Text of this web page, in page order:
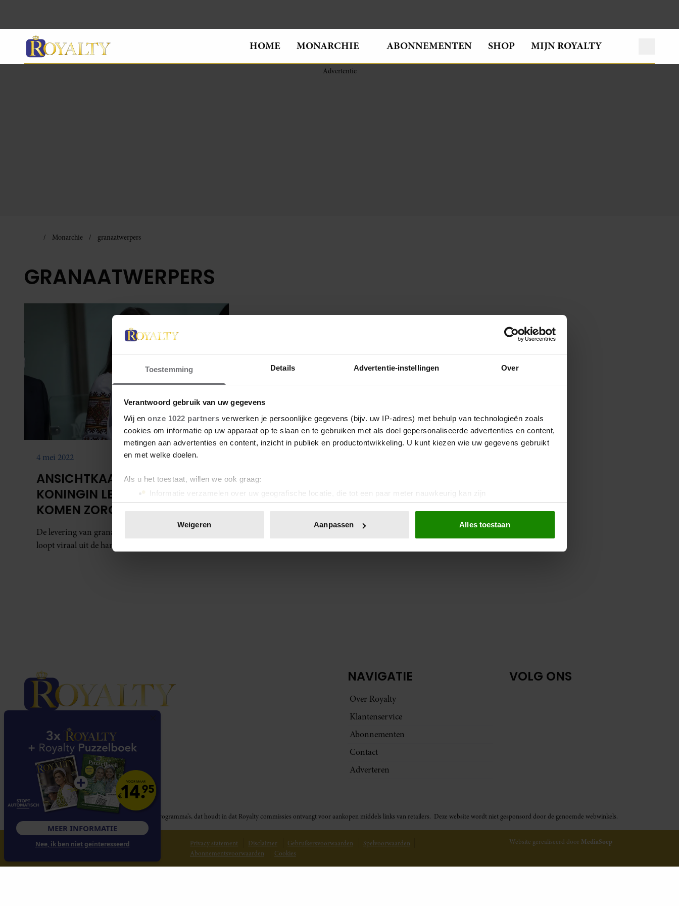
Toestemming Details Advertentie-instellingen Over
Verantwoord gebruik van uw gegevens
Wij en onze 1022 partners verwerken je persoonlijke gegevens (bijv. uw IP-adres) met behulp van technologieën zoals
cookies om informatie op uw apparaat op te slaan en te gebruiken met als doel gepersonaliseerde advertenties en content,
metingen aan advertenties en content, inzicht in publiek en productontwikkeling. U kunt kiezen wie uw gegevens gebruikt
en met welke doelen.
Als u het toestaat, willen we ook graag:
Informatie verzamelen over uw geografische locatie, die tot een paar meter nauwkeurig kan zijn
Uw apparaat identificeren door het actief te scannen op specifieke eigenschappen (fingerprinting)
toestemming op elk moment wijzigen of intrekken in de Cookieverklaring.
Weigeren Aanpassen Alles toestaan
HOME MONARCHIE ABONNEMENTEN SHOP MIJN ROYALTY
Monarchie granaatwerpers
GRANAATWERPERS
4 mei 2022
ANSICHTKAART DIE VAN
KONINGIN LETIZIA ZOU
KOMEN ZORGT VOOR OPHEF
OP TWITTER
De levering van granaatwerpers aan Oekraïne
loopt viraal uit de hand.
NAVIGATIE
Over Royalty
Klantenservice
Abonnementen
Contact
Adverteren
VOLG ONS
Royalty participeert in diverse affiliate marketing programma’s, dat houdt in dat Royalty commissies ontvangt voor aankopen middels links van retailers. Deze website wordt niet gesponsord door de genoemde webwinkels.
© 2026 Royalty Online Privacy statement Disclaimer Gebruikersvoorwaarden
Spelvoorwaarden
Abonnementsvoorwaarden
Cookies
Website gerealiseerd door MediaSoep
MEER INFORMATIE
Nee, ik ben niet geïnteresseerd